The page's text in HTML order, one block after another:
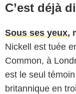
C’est déjà
Sous ses yeux,
Nickell est tuée
Common, à
est le seul
britannique en